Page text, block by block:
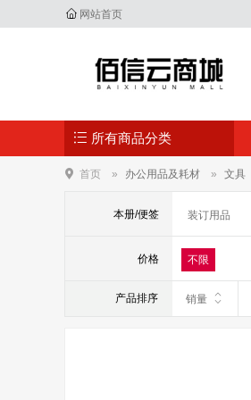
网站首页
所有商品分类
首页 办公用品及耗材 文具
本册/便签 装订用品
价格 不限
产品排序 销量